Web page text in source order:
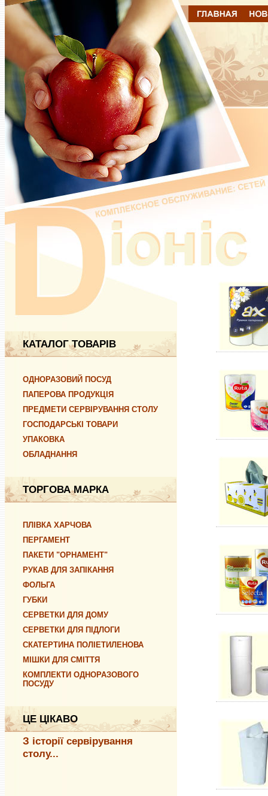
КАТАЛОГ ТОВАРІВ
ОДНОРАЗОВИЙ ПОСУД
ПАПЕРОВА ПРОДУКЦІЯ
ПРЕДМЕТИ СЕРВІРУВАННЯ СТОЛУ
ГОСПОДАРСЬКІ ТОВАРИ
УПАКОВКА
ОБЛАДНАННЯ
ТОРГОВА МАРКА
ПЛІВКА ХАРЧОВА
ПЕРГАМЕНТ
ПАКЕТИ "ОРНАМЕНТ"
РУКАВ ДЛЯ ЗАПІКАННЯ
ФОЛЬГА
ГУБКИ
СЕРВЕТКИ ДЛЯ ДОМУ
СЕРВЕТКИ ДЛЯ ПІДЛОГИ
СКАТЕРТИНА ПОЛІЕТИЛЕНОВА
МІШКИ ДЛЯ СМІТТЯ
КОМПЛЕКТИ ОДНОРАЗОВОГО
ПОСУДУ
ЦЕ ЦІКАВО
З історії сервірування
столу...